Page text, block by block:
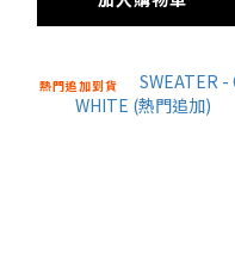
熱門追加到貨